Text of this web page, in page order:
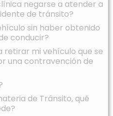
negarse a atender a
de tránsito?
sin haber obtenido
conducir?
retirar mi vehículo que se
una contravención de
de Tránsito, qué